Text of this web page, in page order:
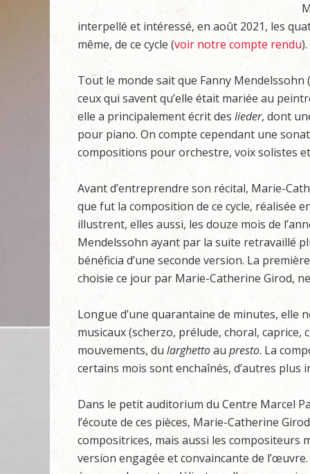
interpellé et intéressé, en août 2021, les
même, de ce cycle (voir notre compte rendu
Tout le monde sait que Fanny
ceux qui savent qu’elle était mariée au
elle a principalement écrit des lieder, dont
pour piano. On compte cependant une
compositions pour orchestre, voix solistes
Avant d’entreprendre son récital, Marie-
que fut la composition de ce cycle, réalisée
illustrent, elles aussi, les douze mois de
Mendelssohn ayant par la suite retravaillé
bénéficia d’une seconde version. La
choisie ce jour par Marie-Catherine Girod,
Longue d’une quarantaine de minutes, elle
musicaux (scherzo, prélude, choral,
mouvements, du larghettoaupresto. La
certains mois sont enchaînés, d’autres plus
Dans le petit auditorium du Centre Marcel
l’écoute de ces pièces, Marie-Catherine
compositrices, mais aussi les
version engagée et convaincante de